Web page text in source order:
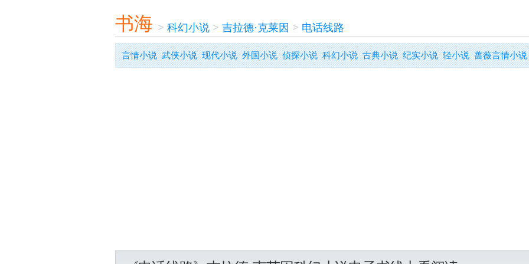
书海 > 科幻小说> 吉拉德·克莱因 > 电话线路
言情小说 武侠小说 现代小说 外国小说 侦探小说 科幻小说 古典小说 纪实小说 轻小说 蔷薇言情小说